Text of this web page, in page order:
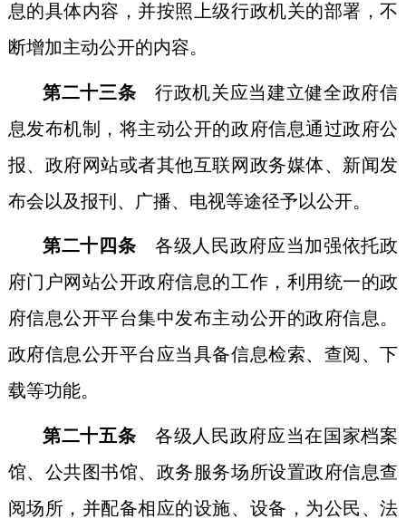
息的具体内容，并按照上级行政机关的部署，不
断增加主动公开的内容。
第二十三条 行政机关应当建立健全政府信
息发布机制，将主动公开的政府信息通过政府公
报、政府网站或者其他互联网政务媒体、新闻发
布会以及报刊、广播、电视等途径予以公开。
第二十四条 各级人民政府应当加强依托政
府门户网站公开政府信息的工作，利用统一的政
府信息公开平台集中发布主动公开的政府信息。
政府信息公开平台应当具备信息检索、查阅、下
载等功能。
第二十五条 各级人民政府应当在国家档案
馆、公共图书馆、政务服务场所设置政府信息查
阅场所，并配备相应的设施、设备，为公民、法